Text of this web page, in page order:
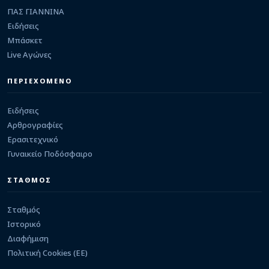
ΕΡΑΣΙΤΕΧΝΙΚΟ
ΠΑΣ ΓΙΑΝΝΙΝΑ
Ειδήσεις
Μπάσκετ
Live Αγώνες
ΠΕΡΙΕΧΟΜΕΝΟ
Ειδήσεις
Αρθρογραφίες
Ερασιτεχνικό
Γυναικείο Ποδόσφαιρο
ΣΤΑΘΜΟΣ
Σταθμός
Ιστορικό
Διαφήμιση
Πολιτική Cookies (ΕΕ)